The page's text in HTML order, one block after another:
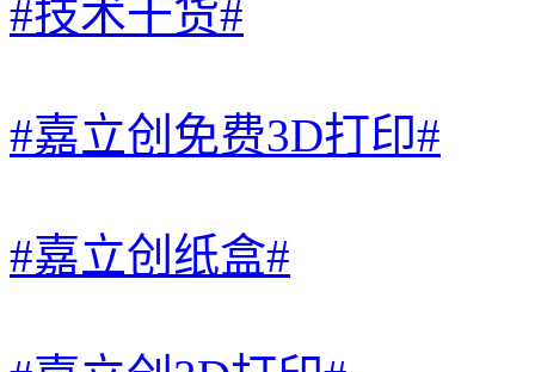
#技术干货#
#嘉立创免费3D打印#
#嘉立创纸盒#